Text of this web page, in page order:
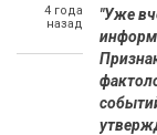
4 года
назад
"Уже